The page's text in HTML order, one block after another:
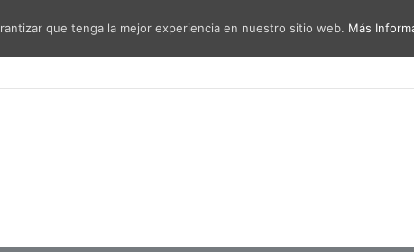
que tenga la mejor experiencia en nuestro sitio web. Más